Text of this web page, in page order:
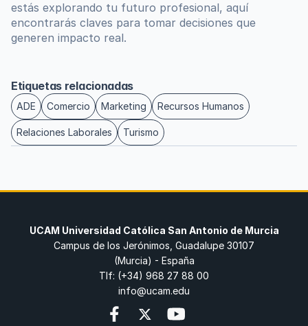
estás explorando tu futuro profesional, aquí
encontrarás claves para tomar decisiones que
generen impacto real.
Etiquetas relacionadas
ADE Comercio Marketing Recursos Humanos
Relaciones Laborales Turismo
UCAM Universidad Católica San Antonio de Murcia
Campus de los Jerónimos, Guadalupe 30107
(Murcia) - España
Tlf: (+34) 968 27 88 00
info@ucam.edu